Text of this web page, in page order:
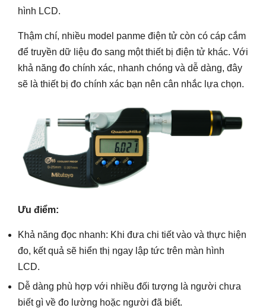
hình LCD.
Thậm chí, nhiều model panme điện tử còn có cáp cắm
để truyền dữ liệu đo sang một thiết bị điện tử khác. Với
khả năng đo chính xác, nhanh chóng và dễ dàng, đây
sẽ là thiết bị đo chính xác bạn nên cân nhắc lựa chọn.
Ưu điểm:
Khả năng đọc nhanh: Khi đưa chi tiết vào và thực hiện
đo, kết quả sẽ hiển thị ngay lập tức trên màn hình
LCD.
Dễ dàng phù hợp với nhiều đối tượng là người chưa
biết gì về đo lường hoặc người đã biết.